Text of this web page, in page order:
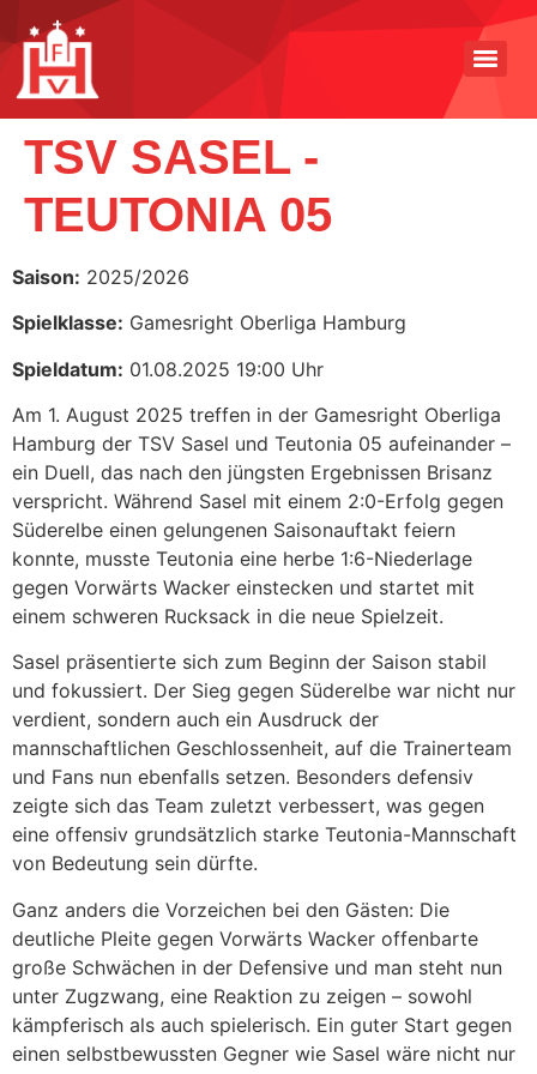
TSV SASEL -
TEUTONIA 05
Saison: 2025/2026
Spielklasse: Gamesright Oberliga Hamburg
Spieldatum: 01.08.2025 19:00 Uhr
Am 1. August 2025 treffen in der Gamesright Oberliga
Hamburg der TSV Sasel und Teutonia 05 aufeinander –
ein Duell, das nach den jüngsten Ergebnissen Brisanz
verspricht. Während Sasel mit einem 2:0-Erfolg gegen
Süderelbe einen gelungenen Saisonauftakt feiern
konnte, musste Teutonia eine herbe 1:6-Niederlage
gegen Vorwärts Wacker einstecken und startet mit
einem schweren Rucksack in die neue Spielzeit.
Sasel präsentierte sich zum Beginn der Saison stabil
und fokussiert. Der Sieg gegen Süderelbe war nicht nur
verdient, sondern auch ein Ausdruck der
mannschaftlichen Geschlossenheit, auf die Trainerteam
und Fans nun ebenfalls setzen. Besonders defensiv
zeigte sich das Team zuletzt verbessert, was gegen
eine offensiv grundsätzlich starke Teutonia-Mannschaft
von Bedeutung sein dürfte.
Ganz anders die Vorzeichen bei den Gästen: Die
deutliche Pleite gegen Vorwärts Wacker offenbarte
große Schwächen in der Defensive und man steht nun
unter Zugzwang, eine Reaktion zu zeigen – sowohl
kämpferisch als auch spielerisch. Ein guter Start gegen
einen selbstbewussten Gegner wie Sasel wäre nicht nur